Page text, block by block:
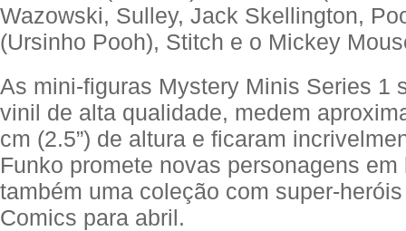
Wazowski, Sulley, Jack Skellington,
(Ursinho Pooh), Stitch e o Mickey
As mini-figuras Mystery Minis Series 1
vinil de alta qualidade, medem
cm (2.5”) de altura e ficaram
Funko promete novas personagens em
também uma coleção com super-
Comics para abril.